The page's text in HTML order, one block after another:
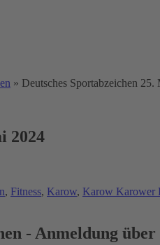
» Deutsches Sportabzeichen 25.
2024
, Fitness, Karow, Karow Karower
- Anmeldung